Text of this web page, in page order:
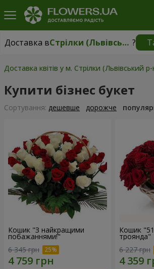
Доставка в Стрілки (Львівський р-н) ?
Доставка вСтрілки (Львівський р-н)
Доставка квітів у м. Стрілки (Львівський р-
Купити бізнес букет
Сортування: дешевше дорожче
Кошик "З найкращими
побажаннями!"
6 345 грн
Кошик
троянда"
6 227 грн